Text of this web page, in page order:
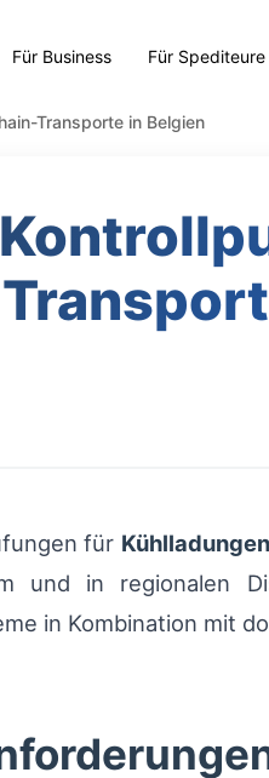
Für Business Für Spediteure
Transporte in Belgien
für Kühlladungen
und in regionalen
in Kombination mit